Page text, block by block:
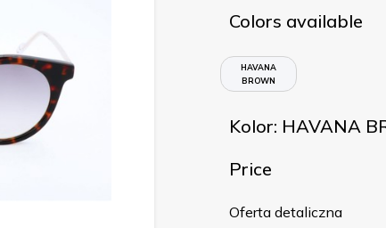
Colors available
HAVANA
BROWN
Kolor: HAVANA
Price
Oferta detaliczna